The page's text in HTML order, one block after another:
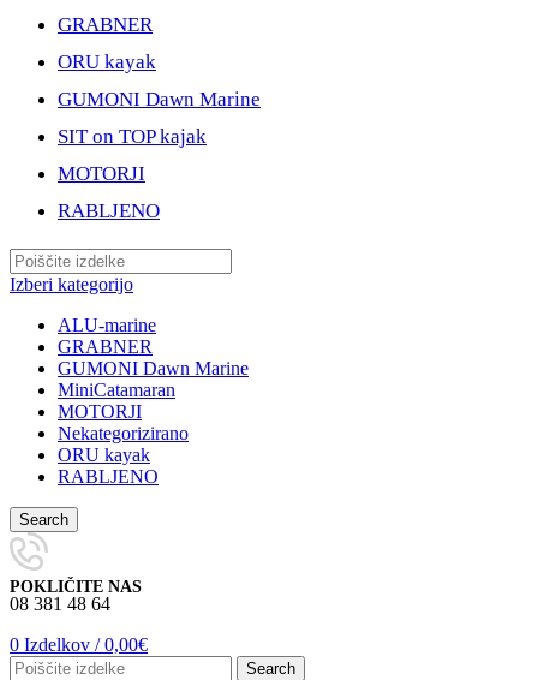
GRABNER
ORU kayak
GUMONI Dawn Marine
SIT on TOP kajak
MOTORJI
RABLJENO
Izberi kategorijo
ALU-marine
GRABNER
GUMONI Dawn Marine
MiniCatamaran
MOTORJI
Nekategorizirano
ORU kayak
RABLJENO
Search
POKLIČITE NAS
08 381 48 64
0 Izdelkov / 0,00€
Search